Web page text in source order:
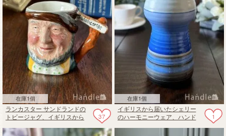
在庫1個
37
ランカスター サンドランドの
トビージャグ、イギリスから
ー
在庫1個
1
イギリスから届いたシェリー
のハーモニーウェア、ハンド